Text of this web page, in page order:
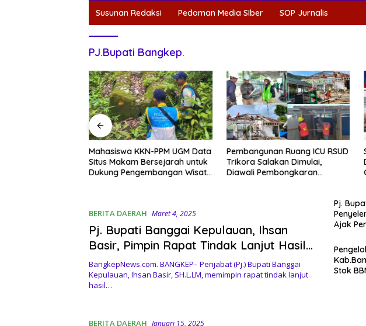
Susunan Redaksi Pedoman Media SIber SOP Jurnalis
PJ.Bupati Bangkep.
Mahasiswa KKN-PPM UGM Data
Situs Makam Bersejarah untuk
Dukung Pengembangan Wisata
Pembangunan Ruang ICU RSUD
Trikora Salakan Dimulai,
Diawali Pembongkaran
BERITA DAERAH Maret 4, 2025
Pj. Bupati Banggai Kepulauan, Ihsan
Basir, Pimpin Rapat Tindak Lanjut Hasil
Kunjungan ke China
BangkepNews.com. BANGKEP– Penjabat (Pj.) Bupati Banggai
Kepulauan, Ihsan Basir, SH.L.LM, memimpin rapat tindak lanjut
hasil…
Pj.
Ajak
Stok
BERITA DAERAH Januari 15, 2025